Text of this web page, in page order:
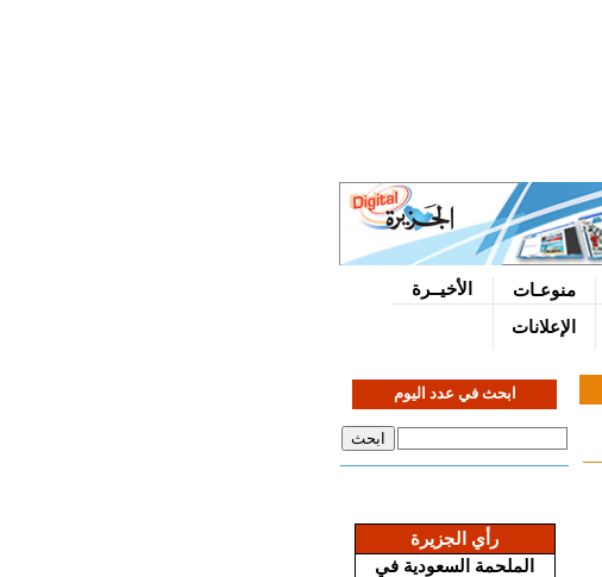
الأخيــرة منوعـات
الإعلانات
ابحث في عدد اليوم
رأي الجزيرة
الملحمة السعودية في